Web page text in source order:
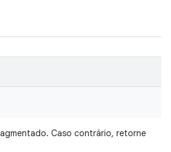
Caso contrário, retorne